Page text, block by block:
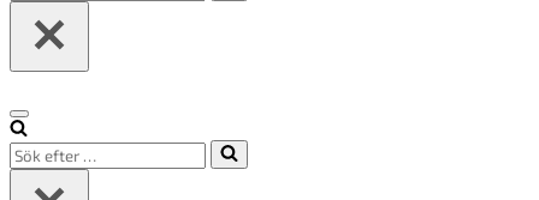
efter
Navigeringsmeny
Sök
efter